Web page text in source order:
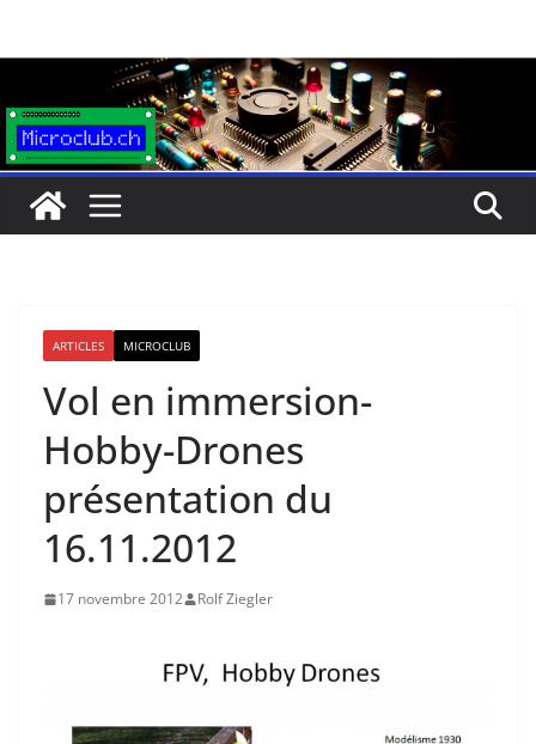
ARTICLES MICROCLUB
Vol en immersion-
Hobby-Drones
présentation du
16.11.2012
17 novembre 2012 Rolf Ziegler